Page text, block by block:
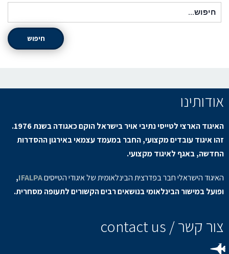
חיפוש
אודותינו
האיגוד הארצי לטייסי נתיבי אויר בישראל הוקם כאגודה בשנת 1976.
זהו איגוד עובדים מקצועי, החבר במעמד עצמאי באירגון ההסדרות
החדשה, באגף לאיגוד מקצועי.
האיגוד הישראלי חבר בפדרצית הבינלאומית של איגודי הטייסיםIFALPA
,
ופועל במישור הבינלאומי בנושאים רבים הקשורים לתעופה מסחרית.
צור קשר / contact us